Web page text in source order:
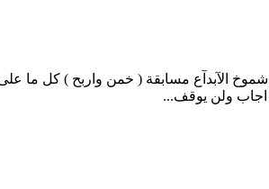
الآبدآع مسابقة ( خمن واربح ) كل ما
اجاب ولن يوقف...